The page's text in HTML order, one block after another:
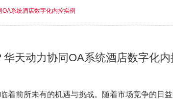
系统酒店数字化内控实例
天动力协同OA系统酒店数字化内
着前所未有的机遇与挑战。随着市场竞争的日